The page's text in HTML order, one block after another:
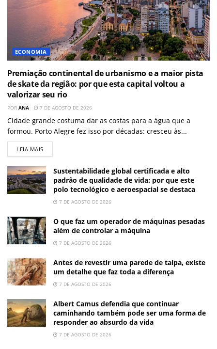
ECONOMIA
Premiação continental de urbanismo e a maior pista
de skate da região: por que esta capital voltou a
valorizar seu rio
POR ANA 7 DE AGOSTO DE 2026
Cidade grande costuma dar as costas para a água que a
formou. Porto Alegre fez isso por décadas: cresceu às...
LEIA MAIS
Sustentabilidade global certificada e alto
padrão de qualidade de vida: por que este
polo tecnológico e aeroespacial se destaca
7 DE AGOSTO DE 2026
O que faz um operador de máquinas pesadas
além de controlar a máquina
7 DE AGOSTO DE 2026
Antes de revestir uma parede de taipa, existe
um detalhe que faz toda a diferença
7 DE AGOSTO DE 2026
Albert Camus defendia que continuar
caminhando também pode ser uma forma de
responder ao absurdo da vida
7 DE AGOSTO DE 2026